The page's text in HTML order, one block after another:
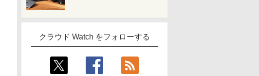
クラウド Watch をフォローする